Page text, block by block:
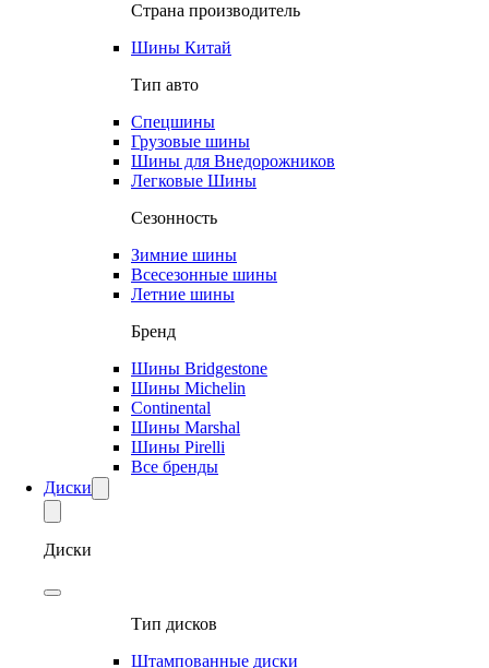
Страна производитель
Шины Китай
Тип авто
Спецшины
Грузовые шины
Шины для Внедорожников
Легковые Шины
Сезонность
Зимние шины
Всесезонные шины
Летние шины
Бренд
Шины Bridgestone
Шины Michelin
Continental
Шины Marshal
Шины Pirelli
Все бренды
Диски
Диски
Тип дисков
Штампованные диски